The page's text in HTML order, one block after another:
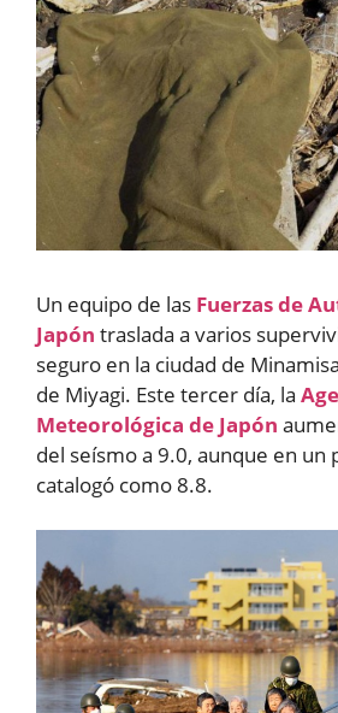
Un equipo de las Fuerzas de
Japón traslada a varios
seguro en la ciudad de
de Miyagi. Este tercer día, la
Meteorológica de Japón
del seísmo a 9.0, aunque en un
catalogó como 8.8.